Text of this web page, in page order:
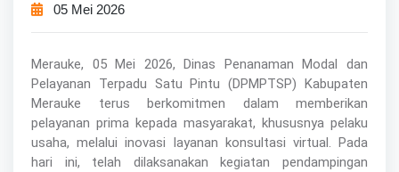
05 Mei 2026
Merauke, 05 Mei 2026, Dinas Penanaman Modal dan
Pelayanan Terpadu Satu Pintu (DPMPTSP) Kabupaten
Merauke terus berkomitmen dalam memberikan
pelayanan prima kepada masyarakat, khususnya pelaku
usaha, melalui inovasi layanan konsultasi virtual. Pada
hari ini, telah dilaksanakan kegiatan pendampingan